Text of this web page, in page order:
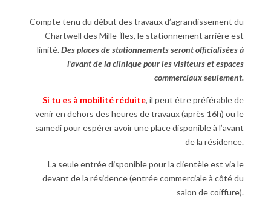
Compte tenu du début des travaux d’agrandissement du
Chartwell des Mille-Îles, le stationnement arrière est
limité.Des places de stationnements seront officialisées à
l’avant de la clinique pour les visiteurs et espaces
commerciaux seulement.
Si tu es à mobilité réduite, il peut être préférable de
venir en dehors des heures de travaux (après 16h) ou le
samedi pour espérer avoir une place disponible à l’avant
de la résidence.
La seule entrée disponible pour la clientèle est via le
devant de la résidence (entrée commerciale à côté du
salon de coiffure).